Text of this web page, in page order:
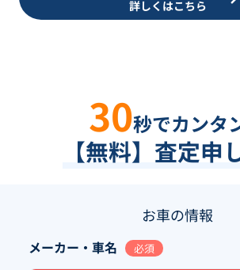
詳しくはこちら
30秒でカンタ
【無料】査定申
お車の情報
メーカー・車名 必須